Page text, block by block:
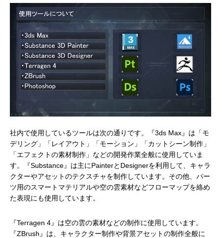
社内で使用しているツールは次の通りです。『3ds Max』は「モ
デリング」「レイアウト」「モーション」「カットシーン制作」
「エフェクトの素材制作」などの開発作業全般に使用していま
す。『Substance』は主にPainterとDesignerを利用して、キャラ
クターやアセットのテクスチャを制作しています。その他、パー
ツ用のスマートマテリアルや空の雲素材などフローマップを絡め
た表現にも使用しています。
『Terragen 4』は空の雲の素材などの制作に使用しています。
『ZBrush』は、キャラクター制作や背景アセットの制作全般に